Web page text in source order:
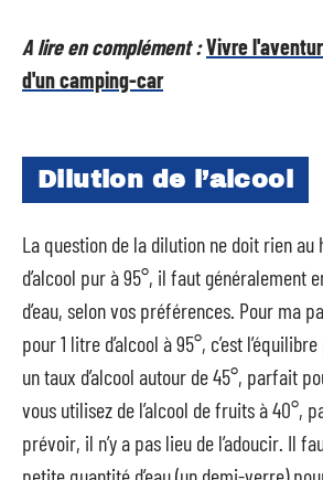
A lire en complément :Vivre
d'un camping-car
Dilution de l’alcool
La question de la dilution ne doit rien au
d’alcool pur à 95°, il faut généralement
d’eau, selon vos préférences. Pour ma
pour 1 litre d’alcool à 95°, c’est
un taux d’alcool autour de 45°, parfait
vous utilisez de l’alcool de fruits à 40°,
prévoir, il n’y a pas lieu de l’adoucir. Il